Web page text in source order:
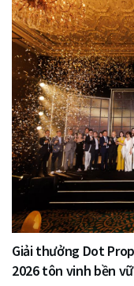
Giải thưởng Dot
2026 tôn vinh bền